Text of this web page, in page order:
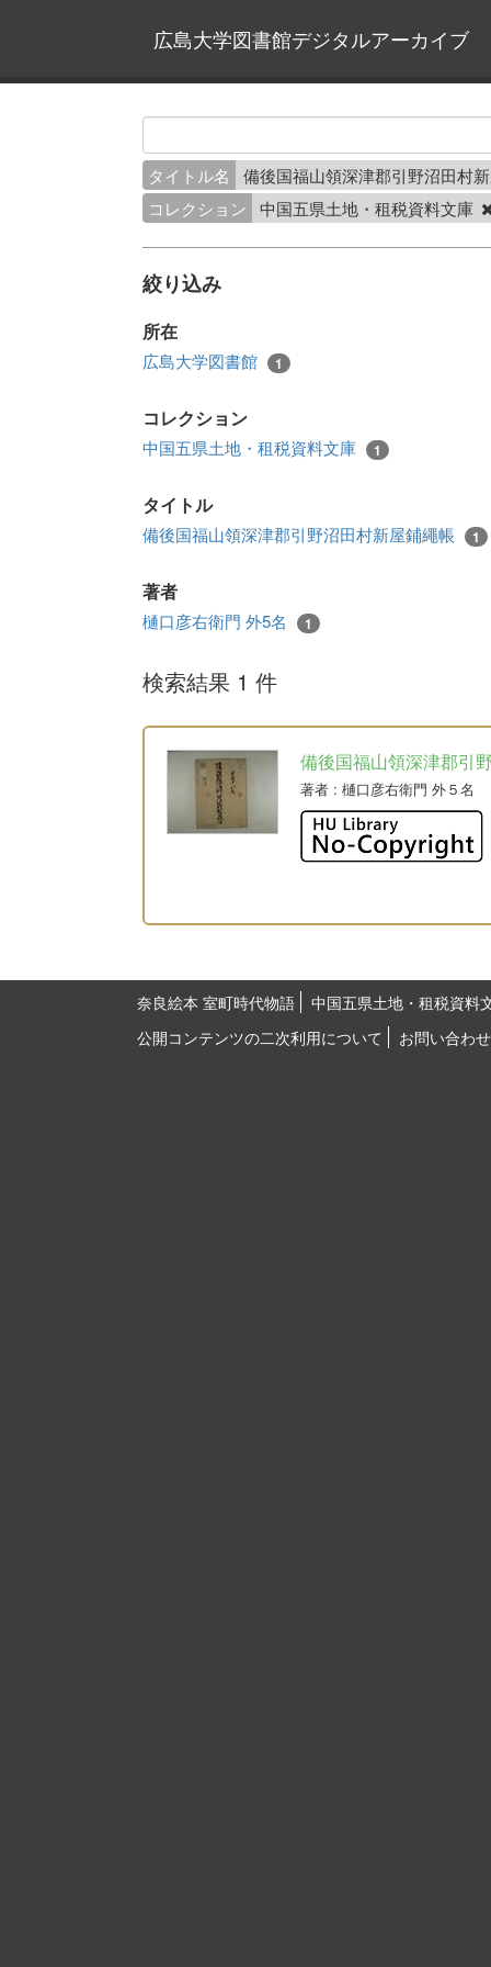
広島大学図書館デジタルアーカイブ
タイトル名
備後国福山領深津郡引野沼田村
コレクション
中国五県土地・租税資料文庫
絞り込み
所在
広島大学図書館 1
コレクション
中国五県土地・租税資料文庫 1
タイトル
備後国福山領深津郡引野沼田村新屋鋪繩帳 1
著者
樋口彦右衛門 外5名 1
検索結果 1 件
備後国福山領深津郡引
著者 : 樋口彦右衛門 外５名
奈良絵本 室町時代物語
中国五県土地・租税資料
公開コンテンツの二次利用について
お問い合わせ